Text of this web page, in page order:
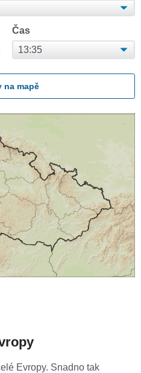
Čas
na mapě
Evropy. Snadno tak